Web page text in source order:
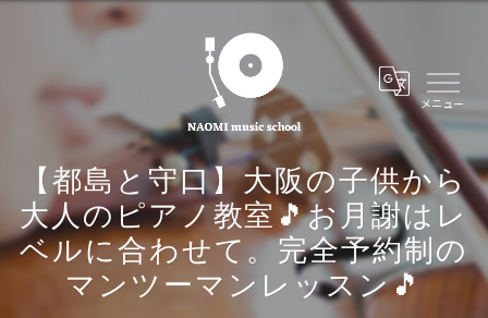
【都島と守口】大阪の子供から
大人のピアノ教室🎵お月謝はレ
ベルに合わせて。完全予約制の
マンツーマンレッスン🎵